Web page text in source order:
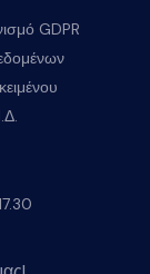
GDPR